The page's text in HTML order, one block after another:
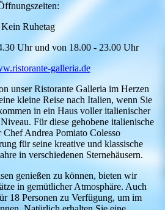
Kein Ruhetag
Uhr und von 18.00 - 23.00 Uhr
galleria.de
unser Ristorante Galleria im Herzen
kleine Reise nach Italien, wenn Sie
in ein Haus voller italienischer
Für diese gehobene italienische
Andrea Pomiato Colesso
für seine kreative und klassische
in verschiedenen Sternehäusern.
genießen zu können, bieten wir
in gemütlicher Atmosphäre. Auch
18 Personen zu Verfügung, um im